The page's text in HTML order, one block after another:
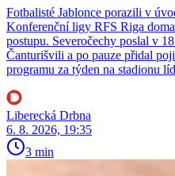
Fotbalisté Jablonce porazili v
Konferenční ligy RFS Riga
postupu. Severočechy poslal v
Čanturišvili a po pauze přidal
programu za týden na stadionu
Liberecká Drbna
6. 8. 2026, 19:35
3 min